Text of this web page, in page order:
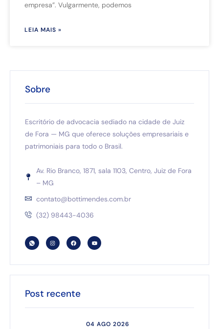
empresa”. Vulgarmente, podemos
LEIA MAIS »
Sobre
Escritório de advocacia sediado na cidade de Juiz
de Fora — MG que oferece soluções empresariais e
patrimoniais para todo o Brasil.
Av. Rio Branco, 1871, sala 1103, Centro, Juiz de Fora
– MG
contato@bottimendes.com.br
(32) 98443-4036
Post recente
04 AGO 2026